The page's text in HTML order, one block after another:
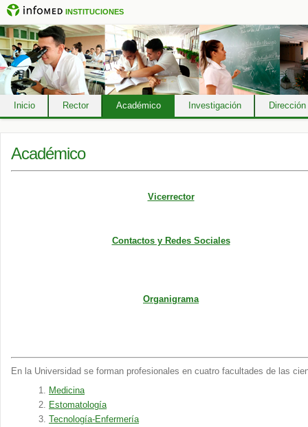
INSTITUCIONES
Inicio Rector Académico Investigación
Académico
Vicerrector
Contactos y Redes Sociales
Organigrama
En la Universidad se forman profesionales en cuatro facultades de las
Medicina
Estomatología
Tecnología-Enfermería